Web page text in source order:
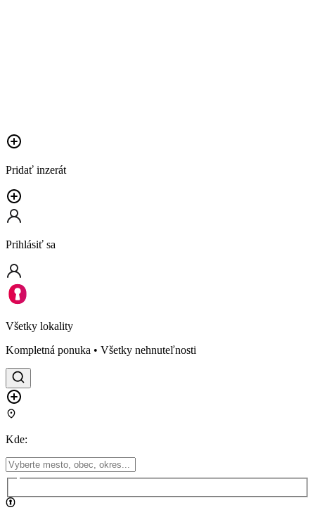
Pridať inzerát
Prihlásiť sa
Všetky lokality
Kompletná ponuka • Všetky nehnuteľnosti
Kde: